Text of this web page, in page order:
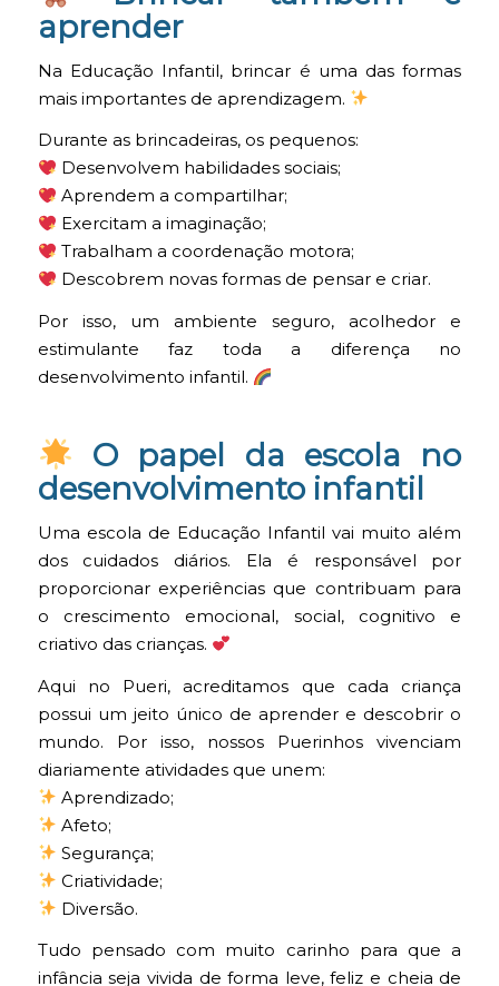
aprender
Na Educação Infantil, brincar é uma das formas
mais importantes de aprendizagem.
Durante as brincadeiras, os pequenos:
Desenvolvem habilidades sociais;
Aprendem a compartilhar;
Exercitam a imaginação;
Trabalham a coordenação motora;
Descobrem novas formas de pensar e criar.
Por isso, um ambiente seguro, acolhedor e
estimulante faz toda a diferença no
desenvolvimento infantil.
O papel da escola no
desenvolvimento infantil
Uma escola de Educação Infantil vai muito além
dos cuidados diários. Ela é responsável por
proporcionar experiências que contribuam para
o crescimento emocional, social, cognitivo e
criativo das crianças.
Aqui no Pueri, acreditamos que cada criança
possui um jeito único de aprender e descobrir o
mundo. Por isso, nossos Puerinhos vivenciam
diariamente atividades que unem:
Aprendizado;
Afeto;
Segurança;
Criatividade;
Diversão.
Tudo pensado com muito carinho para que a
infância seja vivida de forma leve, feliz e cheia de